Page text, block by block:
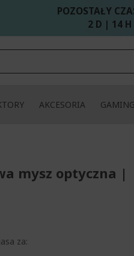
POZOSTAŁY
2 D | 14
AKCESORIA GAMING
mysz optyczna |
za: